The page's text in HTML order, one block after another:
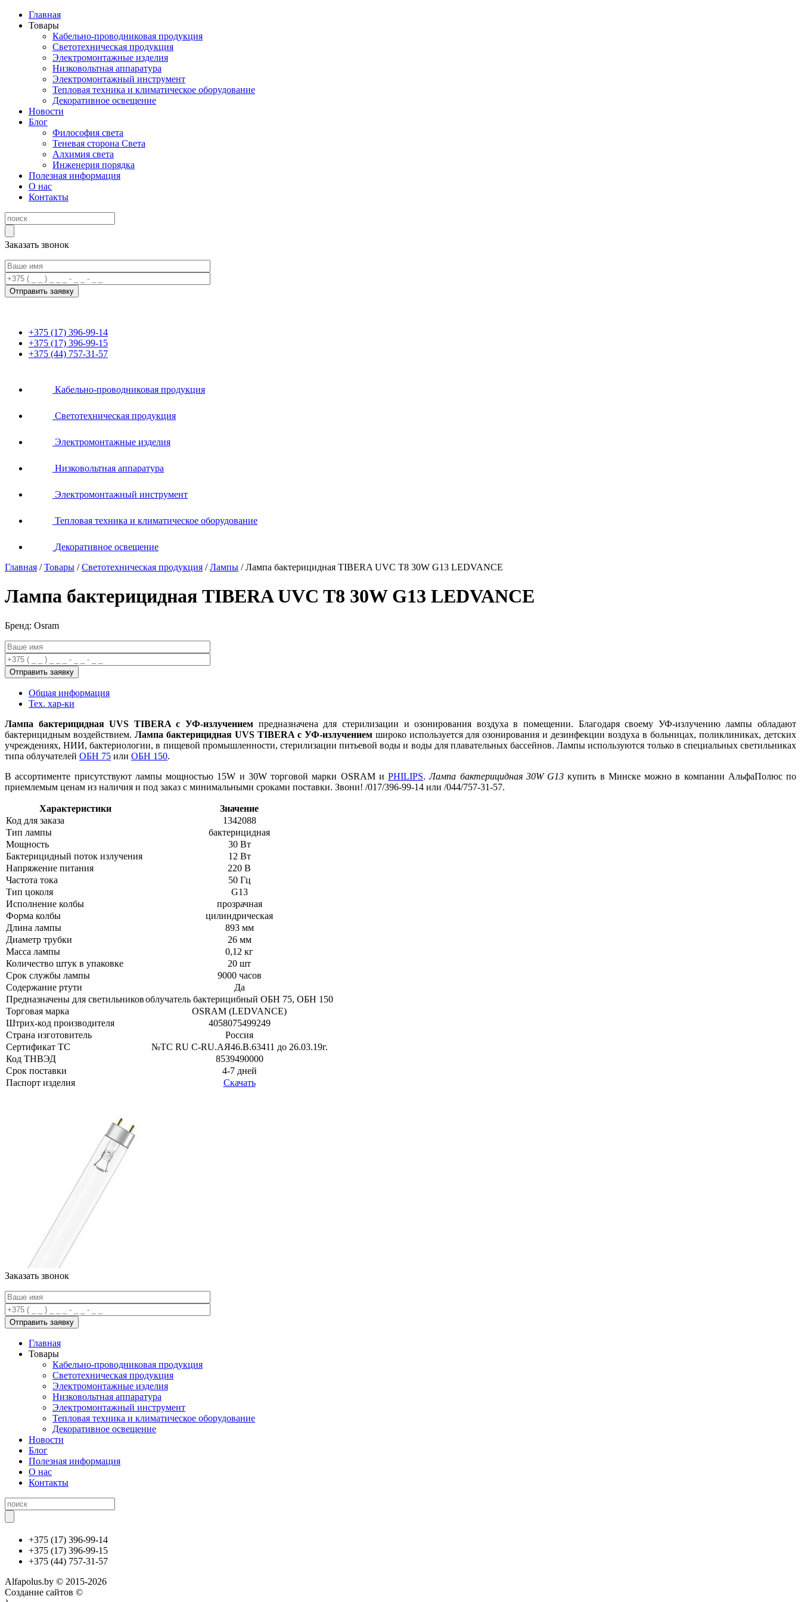
Главная
Товары
Кабельно-проводниковая продукция
Светотехническая продукция
Электромонтажные изделия
Низковольтная аппаратура
Электромонтажный инструмент
Тепловая техника и климатическое оборудование
Декоративное освещение
Новости
Блог
Философия света
Теневая сторона Света
Алхимия света
Инженерия порядка
Полезная информация
О нас
Контакты
Заказать звонок
+375 (17) 396-99-14
+375 (17) 396-99-15
+375 (44) 757-31-57
Кабельно-проводниковая продукция
Светотехническая продукция
Электромонтажные изделия
Низковольтная аппаратура
Электромонтажный инструмент
Тепловая техника и климатическое оборудование
Декоративное освещение
Главная /Товары /Светотехническая продукция /Лампы /Лампа бактерицидная TIBERA UVC T8 30W G13 LEDVANCE
Лампа бактерицидная TIBERA UVC T8 30W G13 LEDVANCE
Бренд: Osram
Общая информация
Тех. хар-ки
Лампа бактерицидная UVS TIBERA c УФ-излучением предназначена для стерилизации и озонирования воздуха в помещении. Благодаря своему УФ-излучению лампы обладают
бактерицидным воздействием. Лампа бактерицидная UVS TIBERA c УФ-излучением широко используется для озонирования и дезинфекции воздуха в больницах, поликлиниках, детских
учреждениях, НИИ, бактериологии, в пищевой промышленности, стерилизации питьевой воды и воды для плавательных бассейнов. Лампы используются только в специальных светильниках
типа облучателей ОБН 75 или ОБН 150.
В ассортименте присутствуют лампы мощностью 15W и 30W торговой марки OSRAM и PHILIPS.Лампа бактерицидная 30W G13 купить в Минске можно в компании АльфаПолюс по
приемлемым ценам из наличия и под заказ с минимальными сроками поставки. Звони! /017/396-99-14 или /044/757-31-57.
Характеристики
Значение
Код для заказа
1342088
Тип лампы
бактерицидная
Мощность
30 Вт
Бактерицидный поток излучения
12 Вт
Напряжение питания
220 В
Частота тока
50 Гц
Тип цоколя
G13
Исполнение колбы
прозрачная
Форма колбы
цилиндрическая
Длина лампы
893 мм
Диаметр трубки
26 мм
Масса лампы
0,12 кг
Количество штук в упаковке
20 шт
Срок службы лампы
9000 часов
Содержание ртути
Да
Предназначены для светильниковоблучатель бактерицибный ОБН 75, ОБН 150
Торговая марка
OSRAM (LEDVANCE)
Штрих-код производителя
4058075499249
Страна изготовитель
Россия
Сертификат ТС
№ТС RU C-RU.АЯ46.В.63411 до 26.03.19г.
Код ТНВЭД
8539490000
Срок поставки
4-7 дней
Паспорт изделия
Скачать
Заказать звонок
Главная
Товары
Кабельно-проводниковая продукция
Светотехническая продукция
Электромонтажные изделия
Низковольтная аппаратура
Электромонтажный инструмент
Тепловая техника и климатическое оборудование
Декоративное освещение
Новости
Блог
Полезная информация
О нас
Контакты
+375 (17) 396-99-14
+375 (17) 396-99-15
+375 (44) 757-31-57
Alfapolus.by © 2015-2026
Создание сайтов ©